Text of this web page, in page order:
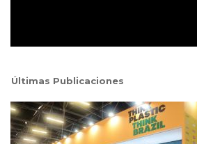
Últimas Publicaciones